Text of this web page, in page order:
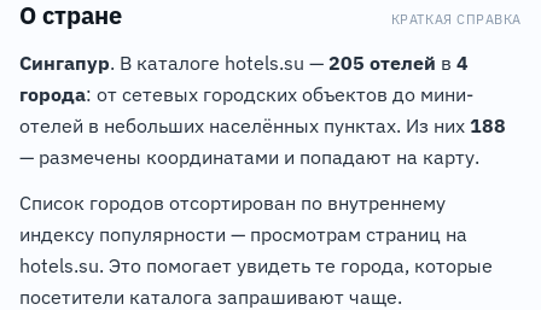
О стране КРАТКАЯ СПРАВКА
Сингапур. В каталоге hotels.su — 205 отелей в 4
города: от сетевых городских объектов до мини-
отелей в небольших населённых пунктах. Из них 188
— размечены координатами и попадают на карту.
Список городов отсортирован по внутреннему
индексу популярности — просмотрам страниц на
hotels.su. Это помогает увидеть те города, которые
посетители каталога запрашивают чаще.